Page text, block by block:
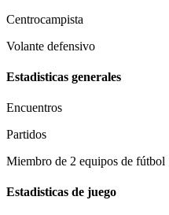
Centrocampista
Volante defensivo
Estadisticas generales
Encuentros
Partidos
Miembro de 2 equipos de fútbol
Estadisticas de juego